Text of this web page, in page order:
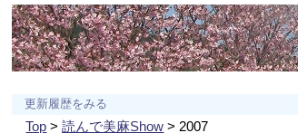
更新履歴をみる
Top >読んで美麻Show > 2007